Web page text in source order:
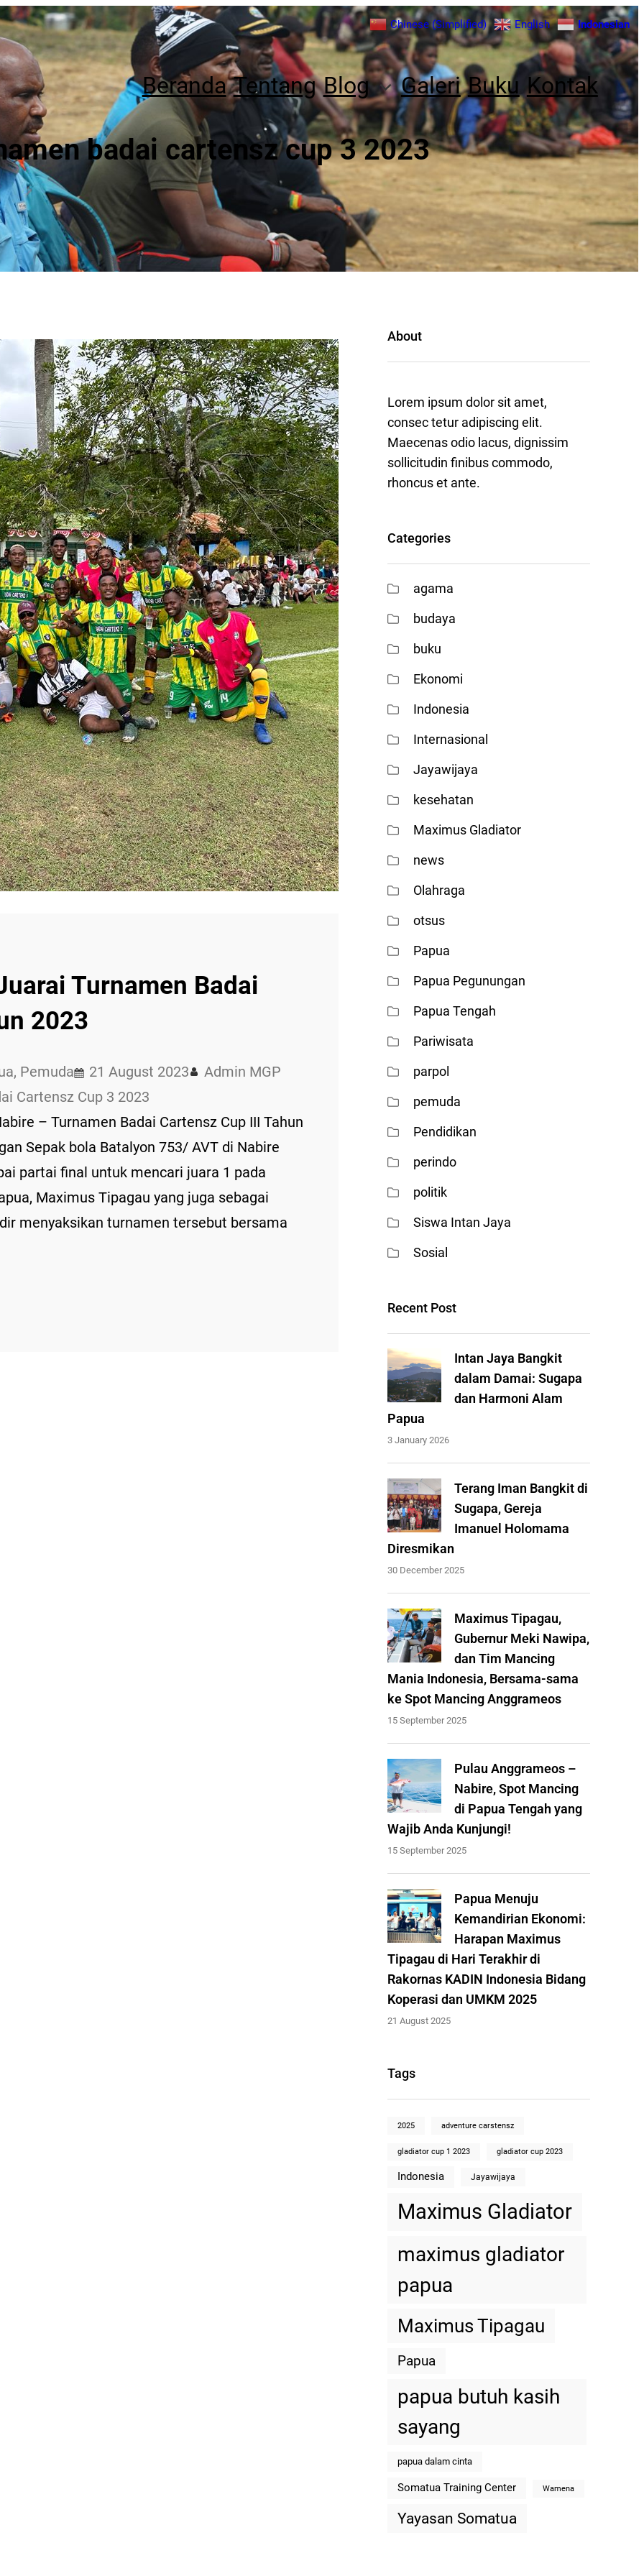
Beranda Tentang Blog Galeri Buku Kontak
badai cartensz cup 3 2023
Turnamen Badai
2023
, Pemuda 21 August 2023
Admin MGP
Cartensz Cup 3 2023
– Turnamen Badai Cartensz Cup III Tahun
Sepak bola Batalyon 753/ AVT di Nabire
partai final untuk mencari juara 1 pada
Maximus Tipagau yang juga sebagai
menyaksikan turnamen tersebut bersama
About
Lorem ipsum dolor sit amet,
consec tetur adipiscing elit.
Maecenas odio lacus, dignissim
sollicitudin finibus commodo,
rhoncus et ante.
Categories
agama
budaya
buku
Ekonomi
Indonesia
Internasional
Jayawijaya
kesehatan
Maximus Gladiator
news
Olahraga
otsus
Papua
Papua Pegunungan
Papua Tengah
Pariwisata
parpol
pemuda
Pendidikan
perindo
politik
Siswa Intan Jaya
Sosial
Recent Post
Intan Jaya Bangkit
dalam Damai: Sugapa
dan Harmoni Alam
Papua
3 January 2026
Terang Iman Bangkit di
Sugapa, Gereja
Imanuel Holomama
Diresmikan
30 December 2025
Maximus Tipagau,
Gubernur Meki Nawipa,
dan Tim Mancing
Mania Indonesia, Bersama-sama
ke Spot Mancing Anggrameos
15 September 2025
Pulau Anggrameos –
Nabire, Spot Mancing
di Papua Tengah yang
Wajib Anda Kunjungi!
15 September 2025
Papua Menuju
Kemandirian Ekonomi:
Harapan Maximus
Tipagau di Hari Terakhir di
Rakornas KADIN Indonesia Bidang
Koperasi dan UMKM 2025
21 August 2025
Tags
2025 adventure carstensz
gladiator cup 1 2023 gladiator cup 2023
Indonesia Jayawijaya
Maximus Gladiator
maximus gladiator
papua
Maximus Tipagau
Papua
papua butuh kasih
sayang
papua dalam cinta
Somatua Training Center Wamena
Yayasan Somatua
Chinese (Simplified) English Indonesian